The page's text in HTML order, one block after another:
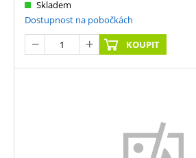
Skladem
Dostupnost na pobočkách
KOUPIT